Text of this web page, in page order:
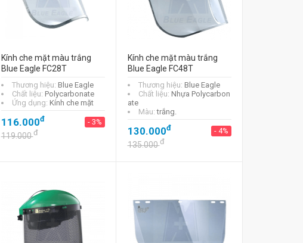
Kính che mặt màu trắng
Blue Eagle FC28T
Thương hiệu: Blue Eagle
Chất liệu: Polycarbonate
Ứng dụng: Kính che mặt
116.000đ - 3%
119.000đ
Kính che mặt màu trắng
Blue Eagle FC48T
Thương hiệu: Blue Eagle
Chất liệu: Nhựa Polycarbon
ate
Màu:trắng.
130.000đ - 4%
135.000đ